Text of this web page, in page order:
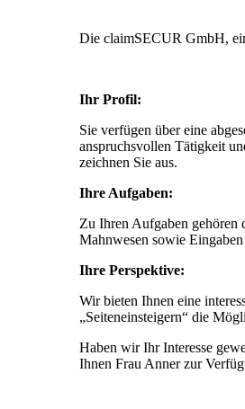
Die claimSECUR GmbH,
Ihr Profil:
Sie verfügen über eine
anspruchsvollen Tätigkeit
zeichnen Sie aus.
Ihre Aufgaben:
Zu Ihren Aufgaben gehören
Mahnwesen sowie
Ihre Perspektive:
Wir bieten Ihnen eine
„Seiteneinsteigern“ die
Haben wir Ihr Interesse
Ihnen Frau Anner zur